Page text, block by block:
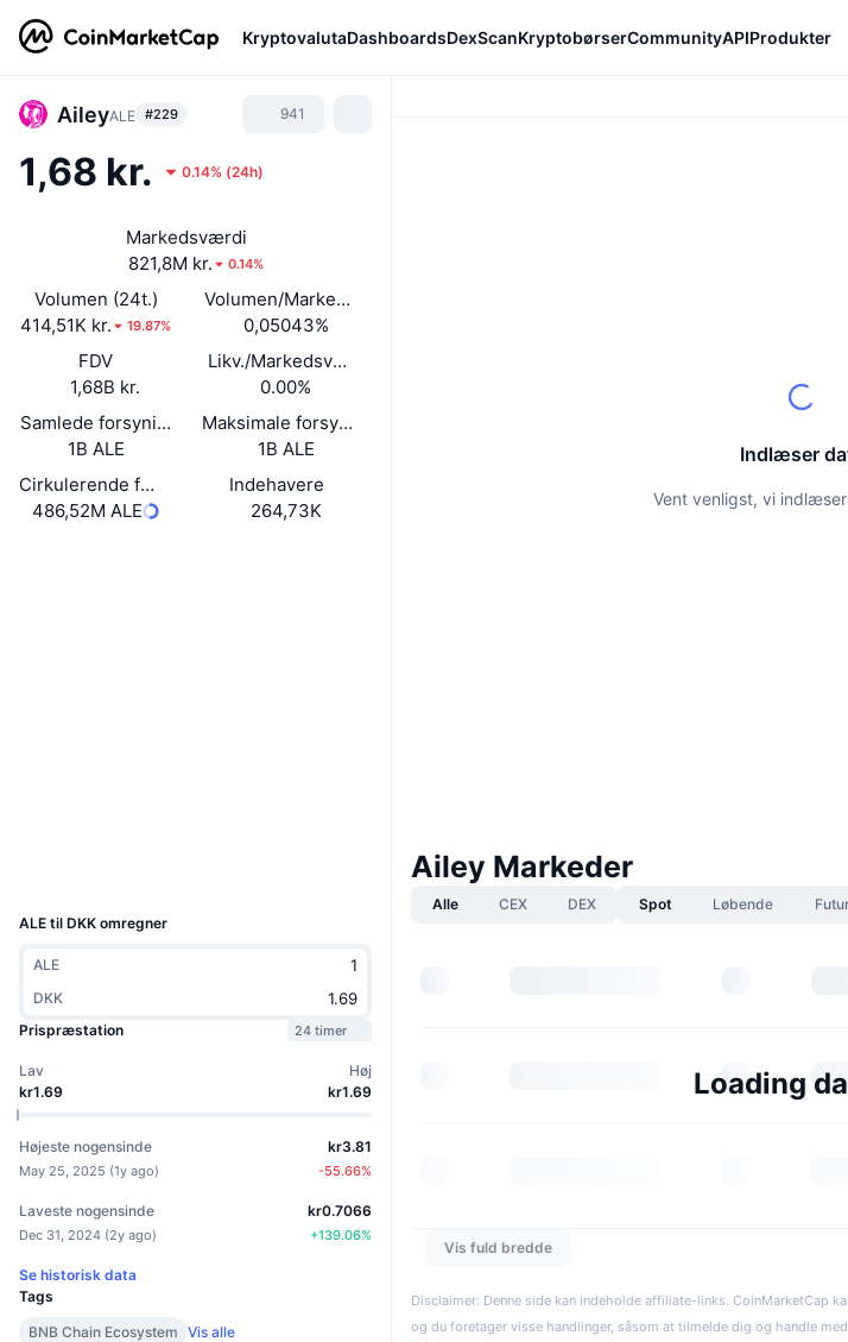
KryptovalutaDashboardsDexScanKryptobørserCommunityAPIProdukter
AileyALE #229 941
1,68 kr. 0.14% (24h)
Markedsværdi
821,8M kr.
0.14%
Volumen (24t.)
414,51K kr.
19.87%
Volumen/Markedsværdi (24 timer)
0,05043%
FDV
1,68B kr.
Likv./Markedsværdi
0.00%
Samlede forsyning
1B ALE
Maksimale forsyning
1B ALE
Cirkulerende forsyning
486,52M ALE
Indehavere
264,73K
ALE til DKK omregner
ALE
DKK
Prispræstation
24 timer
Lav
kr1.69
Høj
kr1.69
Højeste nogensinde
May 25, 2025 (1y ago)
kr3.81
-55.66%
Laveste nogensinde
Dec 31, 2024 (2y ago)
kr0.7066
+139.06%
Se historisk data
Tags
BNB Chain Ecosystem Vis alle
Indlæser
Vent venligst, vi
Ailey Markeder
Alle CEX DEX Spot Løbende
Loading
Vis fuld bredde
Disclaimer: Denne side kan indeholde affiliate-links. CoinMarketCap
og du foretager visse handlinger, såsom at tilmelde dig og handle